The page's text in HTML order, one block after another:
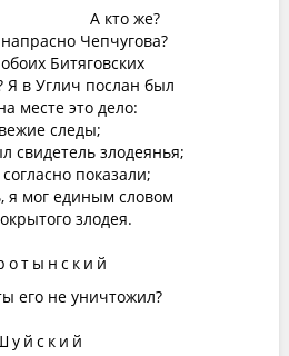
же?
Чепчугова?
Битяговских
Я в Углич послан был
месте это дело:
следы;
свидетель злодеянья;
показали;
я мог единым словом
злодея.
его не уничтожил?